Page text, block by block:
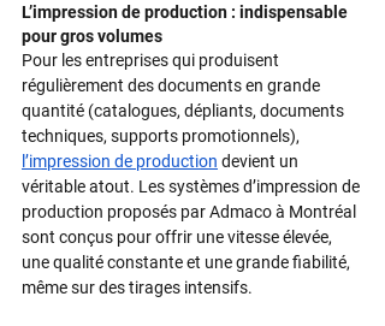
L’impression de production : indispensable
pour gros volumes
Pour les entreprises qui produisent
régulièrement des documents en grande
quantité (catalogues, dépliants, documents
techniques, supports promotionnels),
l’impression de production devient un
véritable atout.​ Les systèmes d’impression de
production proposés par Admaco à Montréal
sont conçus pour offrir une vitesse élevée,
une qualité constante et une grande fiabilité,
même sur des tirages intensifs.​